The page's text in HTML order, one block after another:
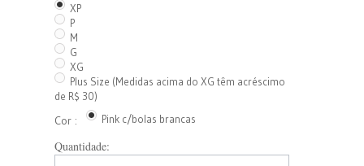
XP
P
M
G
XG
Plus Size (Medidas acima do XG têm acréscimo
de R$ 30)
Cor : Pink c/bolas brancas
Quantidade: